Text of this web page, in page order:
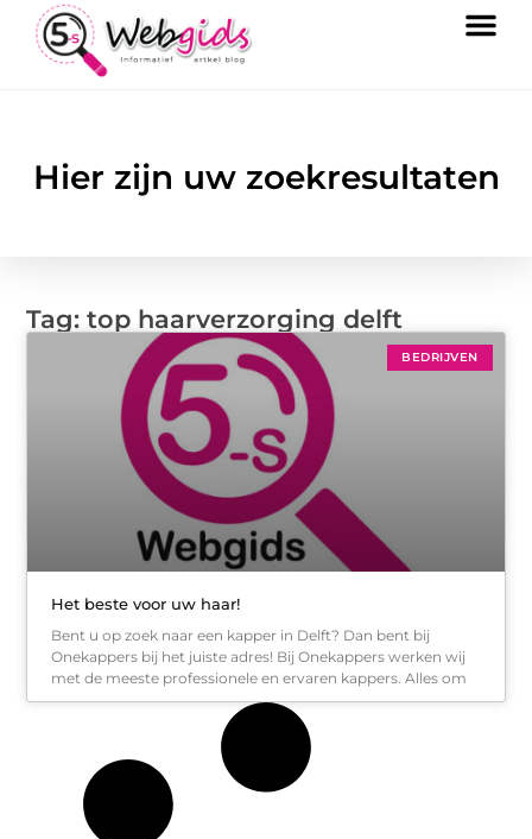
Hier zijn uw zoekresultaten
Tag: top haarverzorging delft
BEDRIJVEN
Het beste voor uw haar!
Bent u op zoek naar een kapper in Delft? Dan bent bij
Onekappers bij het juiste adres! Bij Onekappers werken wij
met de meeste professionele en ervaren kappers. Alles om